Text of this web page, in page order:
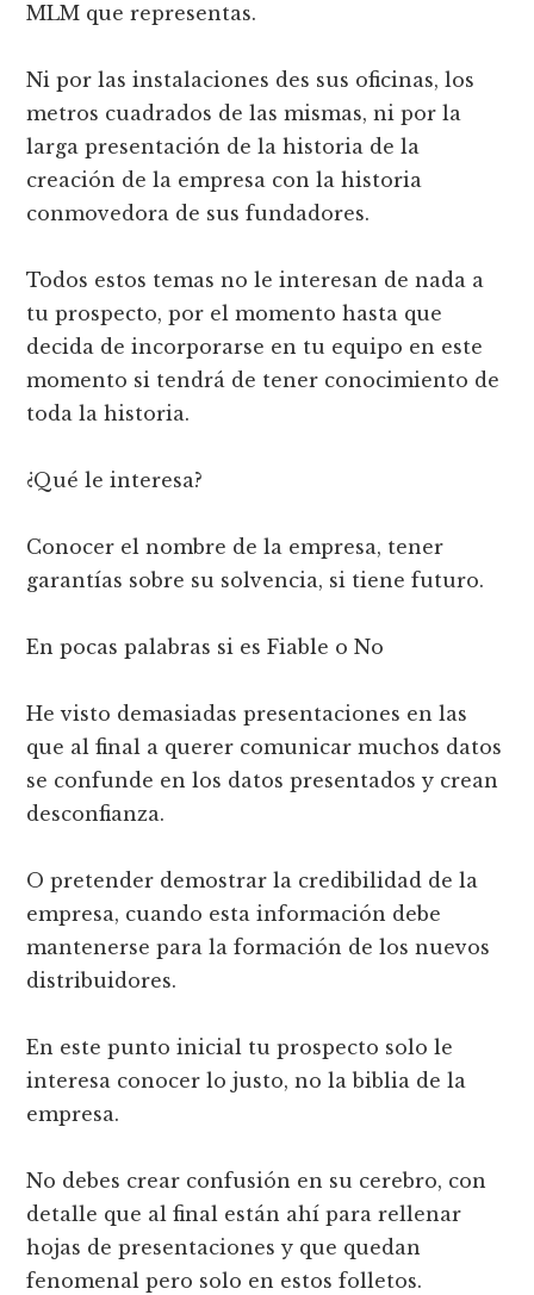
MLM que representas.
Ni por las instalaciones des sus oficinas, los
metros cuadrados de las mismas, ni por la
larga presentación de la historia de la
creación de la empresa con la historia
conmovedora de sus fundadores.
Todos estos temas no le interesan de nada a
tu prospecto, por el momento hasta que
decida de incorporarse en tu equipo en este
momento si tendrá de tener conocimiento de
toda la historia.
¿Qué le interesa?
Conocer el nombre de la empresa, tener
garantías sobre su solvencia, si tiene futuro.
En pocas palabras si es Fiable o No
He visto demasiadas presentaciones en las
que al final a querer comunicar muchos datos
se confunde en los datos presentados y crean
desconfianza.
O pretender demostrar la credibilidad de la
empresa, cuando esta información debe
mantenerse para la formación de los nuevos
distribuidores.
En este punto inicial tu prospecto solo le
interesa conocer lo justo, no la biblia de la
empresa.
No debes crear confusión en su cerebro, con
detalle que al final están ahí para rellenar
hojas de presentaciones y que quedan
fenomenal pero solo en estos folletos.